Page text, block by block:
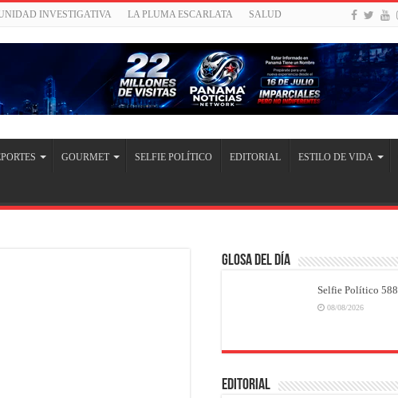
INVESTIGATIVA LA PLUMA ESCARLATA SALUD
GOURMET SELFIE POLÍTICO EDITORIAL ESTILO DE VIDA
Glosa del Día
Selfie Político 588
08/08/2026
EDITORIAL